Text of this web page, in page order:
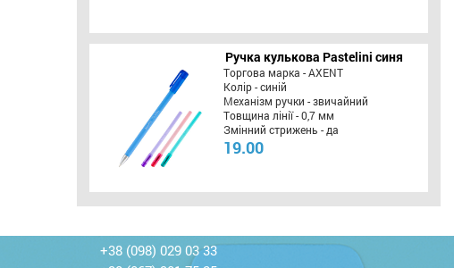
Ручка кулькова Pastelini синя
Торгова марка - AXENT
Колір - синій
Механізм ручки - звичайний
Товщина лінії - 0,7 мм
Змінний стрижень - да
19.00
+38 (098) 029 03 33